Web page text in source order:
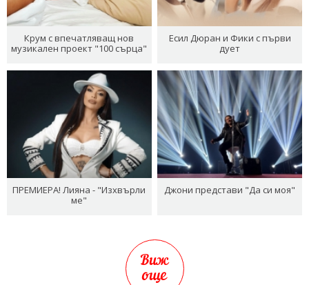
Крум с впечатляващ нов
музикален проект "100 сърца"
Есил Дюран и Фики с първи
дует
ПРЕМИЕРА! Лияна - "Изхвърли
ме"
Джони представи "Да си моя"
Виж
още